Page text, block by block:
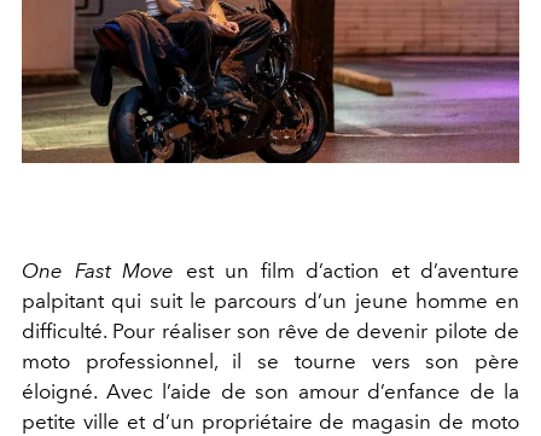
One Fast Move est un film d’action et d’aventure
palpitant qui suit le parcours d’un jeune homme en
difficulté. Pour réaliser son rêve de devenir pilote de
moto professionnel, il se tourne vers son père
éloigné. Avec l’aide de son amour d’enfance de la
petite ville et d’un propriétaire de magasin de moto